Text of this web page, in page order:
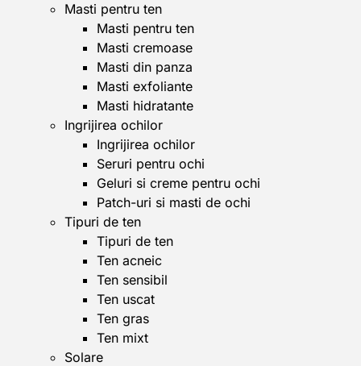
Masti pentru ten
Masti pentru ten
Masti cremoase
Masti din panza
Masti exfoliante
Masti hidratante
Ingrijirea ochilor
Ingrijirea ochilor
Seruri pentru ochi
Geluri si creme pentru ochi
Patch-uri si masti de ochi
Tipuri de ten
Tipuri de ten
Ten acneic
Ten sensibil
Ten uscat
Ten gras
Ten mixt
Solare